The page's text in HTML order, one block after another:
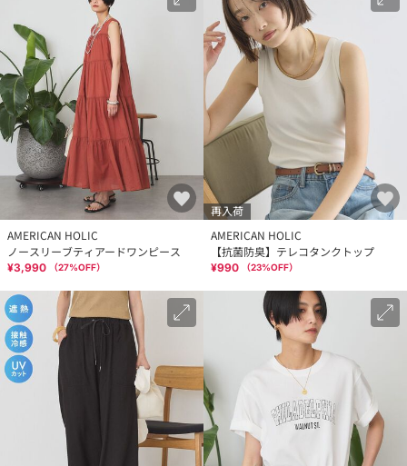
AMERICAN HOLIC
ノースリーブティアードワンピース
¥3,990 （27%OFF）
再入荷
AMERICAN HOLIC
【抗菌防臭】テレコタンクトップ
¥990 （23%OFF）